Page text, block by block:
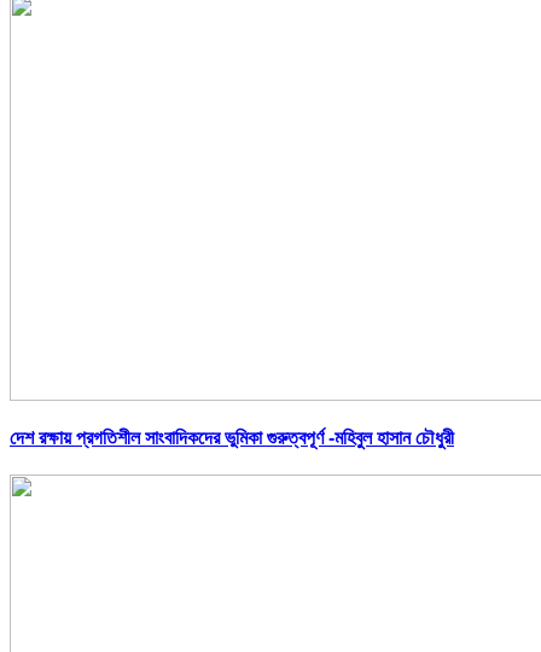
দেশ রক্ষায় প্রগতিশীল সাংবাদিকদের ভুমিকা গুরুত্বপূর্ণ -মহিবুল হাসান চৌধুরী